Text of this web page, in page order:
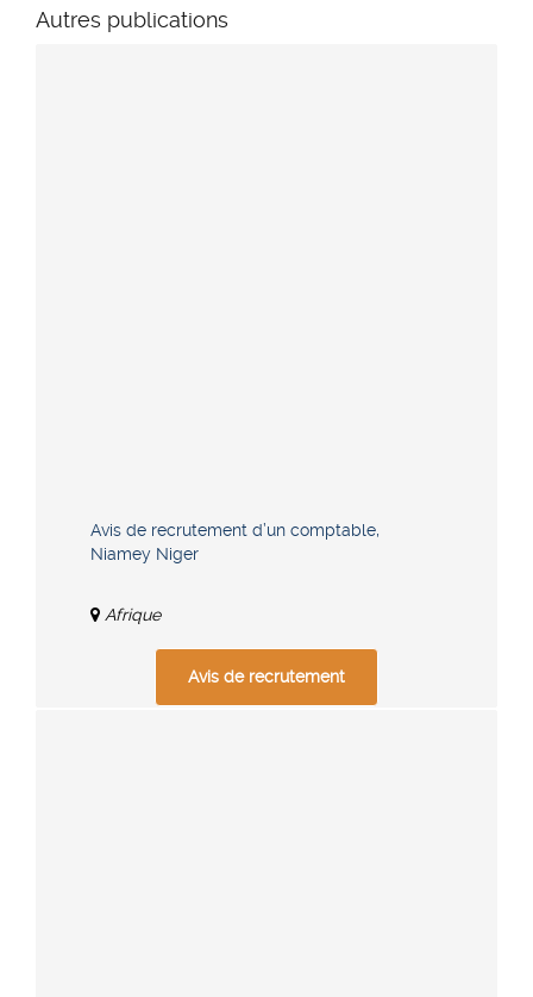
Autres publications
Avis de recrutement d’un comptable,
Niamey Niger
Afrique
Avis de recrutement